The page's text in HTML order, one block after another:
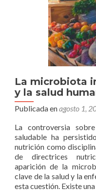
La microbiota
y la salud
Publicada enagosto 1,
La controversia
saludable ha
nutrición como
de directrices
aparición de la
clave de la salud y la
esta cuestión. Existe